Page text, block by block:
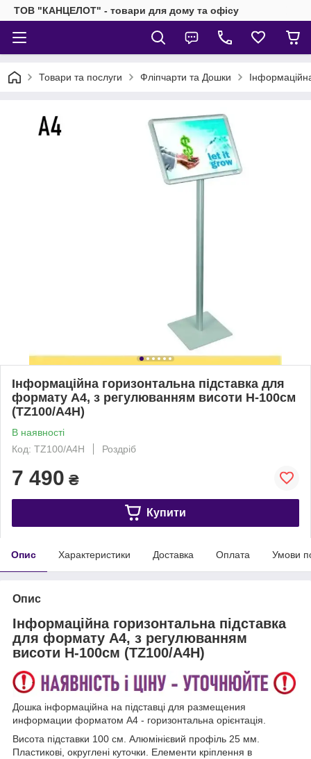
ТОВ "КАНЦЕЛОТ" - товари для дому та офісу
Товари та послуги Фліпчарти та Дошки
Інформаційна горизонтальна підставка для
формату А4, з регулюванням висоти Н-100см
(TZ100/A4H)
В наявності
Код: TZ100/A4H
Роздріб
7 490 ₴
Купити
Опис Характеристики Доставка Оплата Умови
Опис
Інформаційна горизонтальна підставка
для формату А4, з регулюванням
висоти Н-100см (TZ100/A4H)
Дошка інформаційна на підставці для размещения
информации форматом А4 - горизонтальна орієнтація.
Висота підставки 100 см. Алюмінієвий профіль 25 мм.
Пластикові, округлені куточки. Елементи кріплення в